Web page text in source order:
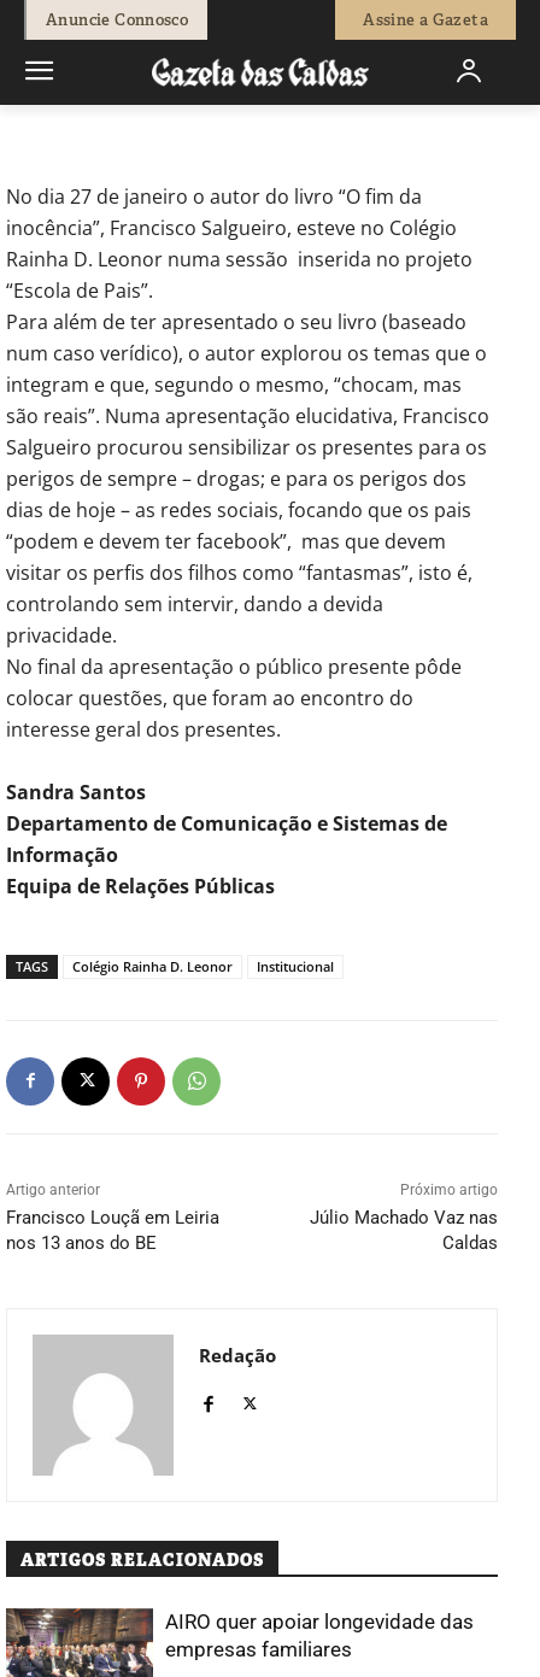
Anuncie Connosco Assine a Gazeta
Redação - 17 de Fevereiro, 2012 749 0
No dia 27 de janeiro o autor do livro “O fim da
inocência”, Francisco Salgueiro, esteve no Colégio
Rainha D. Leonor numa sessão inserida no projeto
“Escola de Pais”.
Para além de ter apresentado o seu livro (baseado
num caso verídico), o autor explorou os temas que o
integram e que, segundo o mesmo, “chocam, mas
são reais”. Numa apresentação elucidativa, Francisco
Salgueiro procurou sensibilizar os presentes para os
perigos de sempre – drogas; e para os perigos dos
dias de hoje – as redes sociais, focando que os pais
“podem e devem ter facebook”, mas que devem
visitar os perfis dos filhos como “fantasmas”, isto é,
controlando sem intervir, dando a devida
privacidade.
No final da apresentação o público presente pôde
colocar questões, que foram ao encontro do
interesse geral dos presentes.
Sandra Santos
Departamento de Comunicação e Sistemas de
Informação
Equipa de Relações Públicas
TAGS Colégio Rainha D. Leonor Institucional
Artigo anterior
Francisco Louçã em Leiria
nos 13 anos do BE
Próximo artigo
Júlio Machado Vaz nas
Caldas
Redação
ARTIGOS RELACIONADOS
AIRO quer apoiar longevidade das
empresas familiares